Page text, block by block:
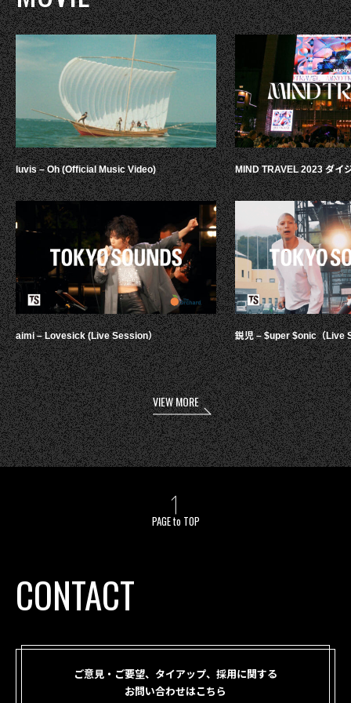
luvis – Oh (Official Music Video)
aimi – Lovesick (Live Session）
MIND TRAVEL 2023 ダイ
鋭児 – $uper $onic（Live
VIEW MORE
PAGE to TOP
CONTACT
ご意見・ご要望、タイアップ、採用に関する
お問い合わせはこちら